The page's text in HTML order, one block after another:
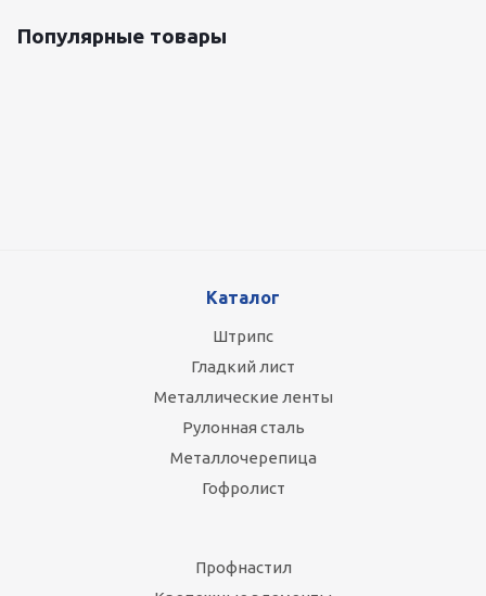
Популярные товары
Каталог
Штрипс
Гладкий лист
Металлические ленты
Рулонная сталь
Металлочерепица
Гофролист
Профнастил